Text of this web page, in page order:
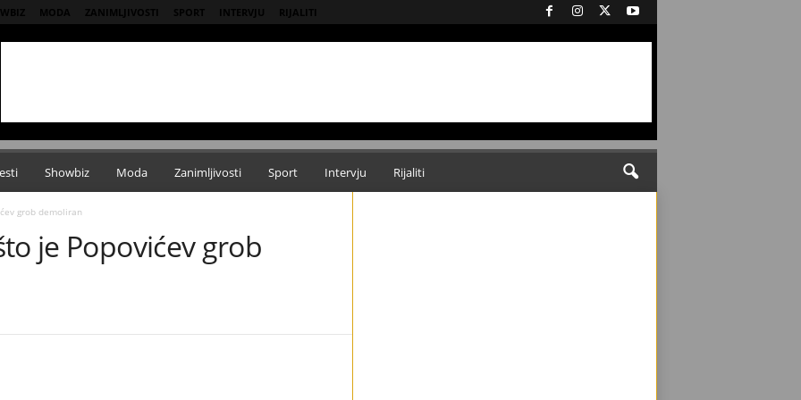
MODA ZANIMLJIVOSTI SPORT INTERVJU RIJALITI
Showbiz Moda Zanimljivosti Sport Intervju Rijaliti
grob demoliran
je Popovićev grob